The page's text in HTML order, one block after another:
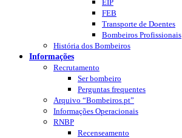
EIP
FEB
Transporte de Doentes
Bombeiros Profissionais
História dos Bombeiros
Informações
Recrutamento
Ser bombeiro
Perguntas frequentes
Arquivo “Bombeiros.pt”
Informações Operacionais
RNBP
Recenseamento